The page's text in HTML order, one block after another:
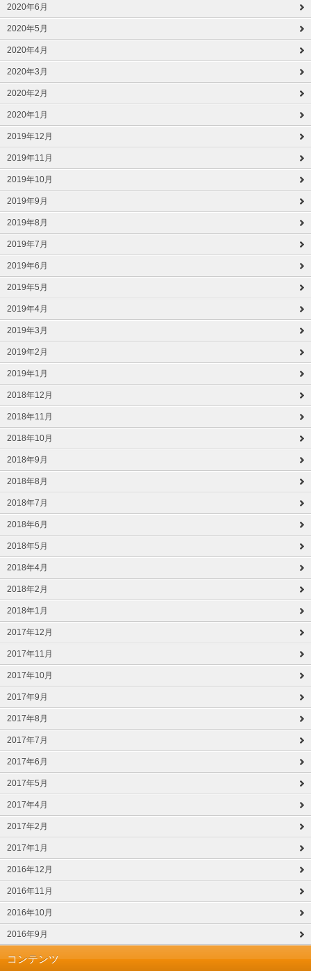
2020年6月
2020年5月
2020年4月
2020年3月
2020年2月
2020年1月
2019年12月
2019年11月
2019年10月
2019年9月
2019年8月
2019年7月
2019年6月
2019年5月
2019年4月
2019年3月
2019年2月
2019年1月
2018年12月
2018年11月
2018年10月
2018年9月
2018年8月
2018年7月
2018年6月
2018年5月
2018年4月
2018年2月
2018年1月
2017年12月
2017年11月
2017年10月
2017年9月
2017年8月
2017年7月
2017年6月
2017年5月
2017年4月
2017年2月
2017年1月
2016年12月
2016年11月
2016年10月
2016年9月
コンテンツ